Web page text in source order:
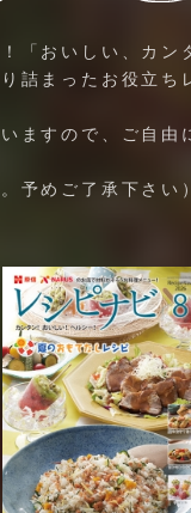
「おいしい、カン
詰まったお役立ち
ますので、ご自由
予めご了承下さい